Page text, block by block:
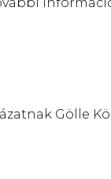
Gölle